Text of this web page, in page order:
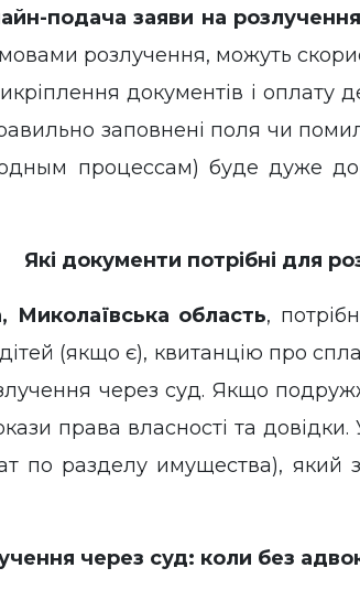
подача заяви на
розлучення, можуть
документів і оплату
заповнені поля чи
процессам) буде дуже
Які документи потрібні для
область,
(якщо є), квитанцію про
через суд. Якщо
права власності та
по разделу имущества), який
через суд: коли без